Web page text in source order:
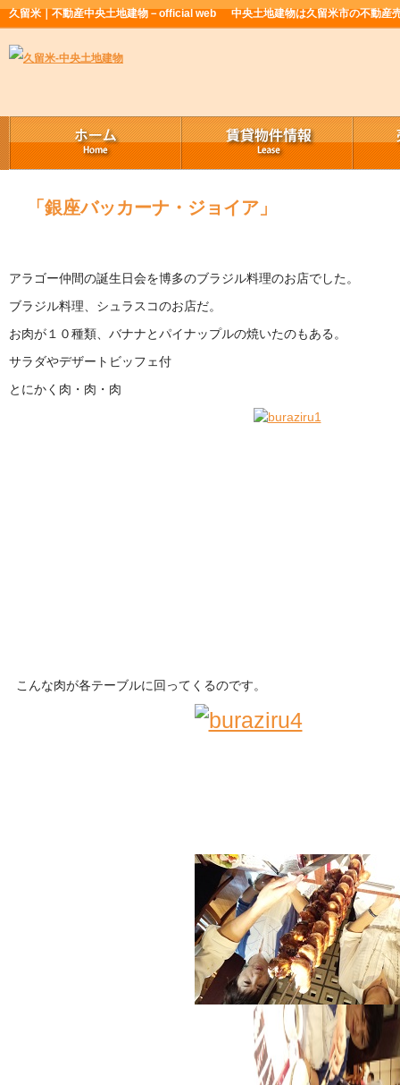
久留米｜不動産中央土地建物－official web 中央土地建物は久留米市の不動産
「銀座バッカーナ・ジョイア」
アラゴー仲間の誕生日会を博多のブラジル料理のお店でした。
ブラジル料理、シュラスコのお店だ。
お肉が１０種類、バナナとパイナップルの焼いたのもある。
サラダやデザートビッフェ付
とにかく肉・肉・肉
こんな肉が各テーブルに回ってくるのです。